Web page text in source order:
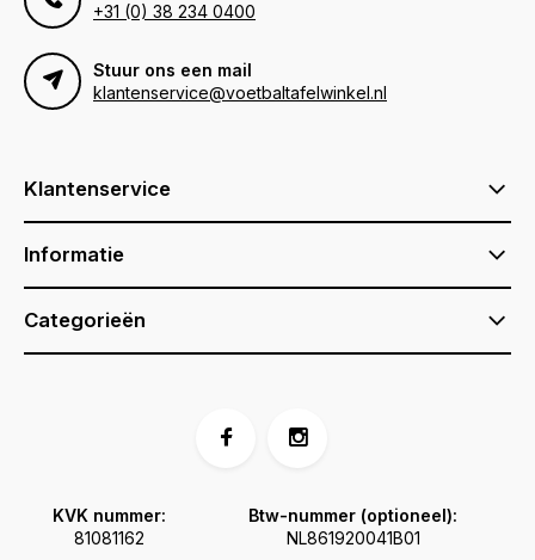
+31 (0) 38 234 0400
Stuur ons een mail
klantenservice@voetbaltafelwinkel.nl
Klantenservice
Informatie
Categorieën
KVK nummer:
81081162
Btw-nummer (optioneel):
NL861920041B01